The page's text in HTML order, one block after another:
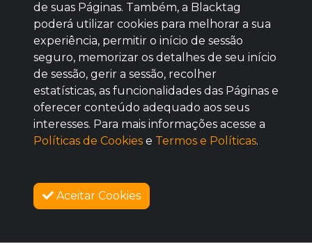
Baixe agora nosso app
SOBRE NÓS
de suas Páginas. Também, a Blacktag
poderá utilizar cookies para melhorar a sua
experiência, permitir o início de sessão
seguro, memorizar os detalhes de seu início
de sessão, gerir a sessão, recolher
estatísticas, as funcionalidades das Páginas e
oferecer conteúdo adequado aos seus
interesses. Para mais informações acesse a
Políticas de Cookies e Termos e Políticas.
Aceitar Cookies